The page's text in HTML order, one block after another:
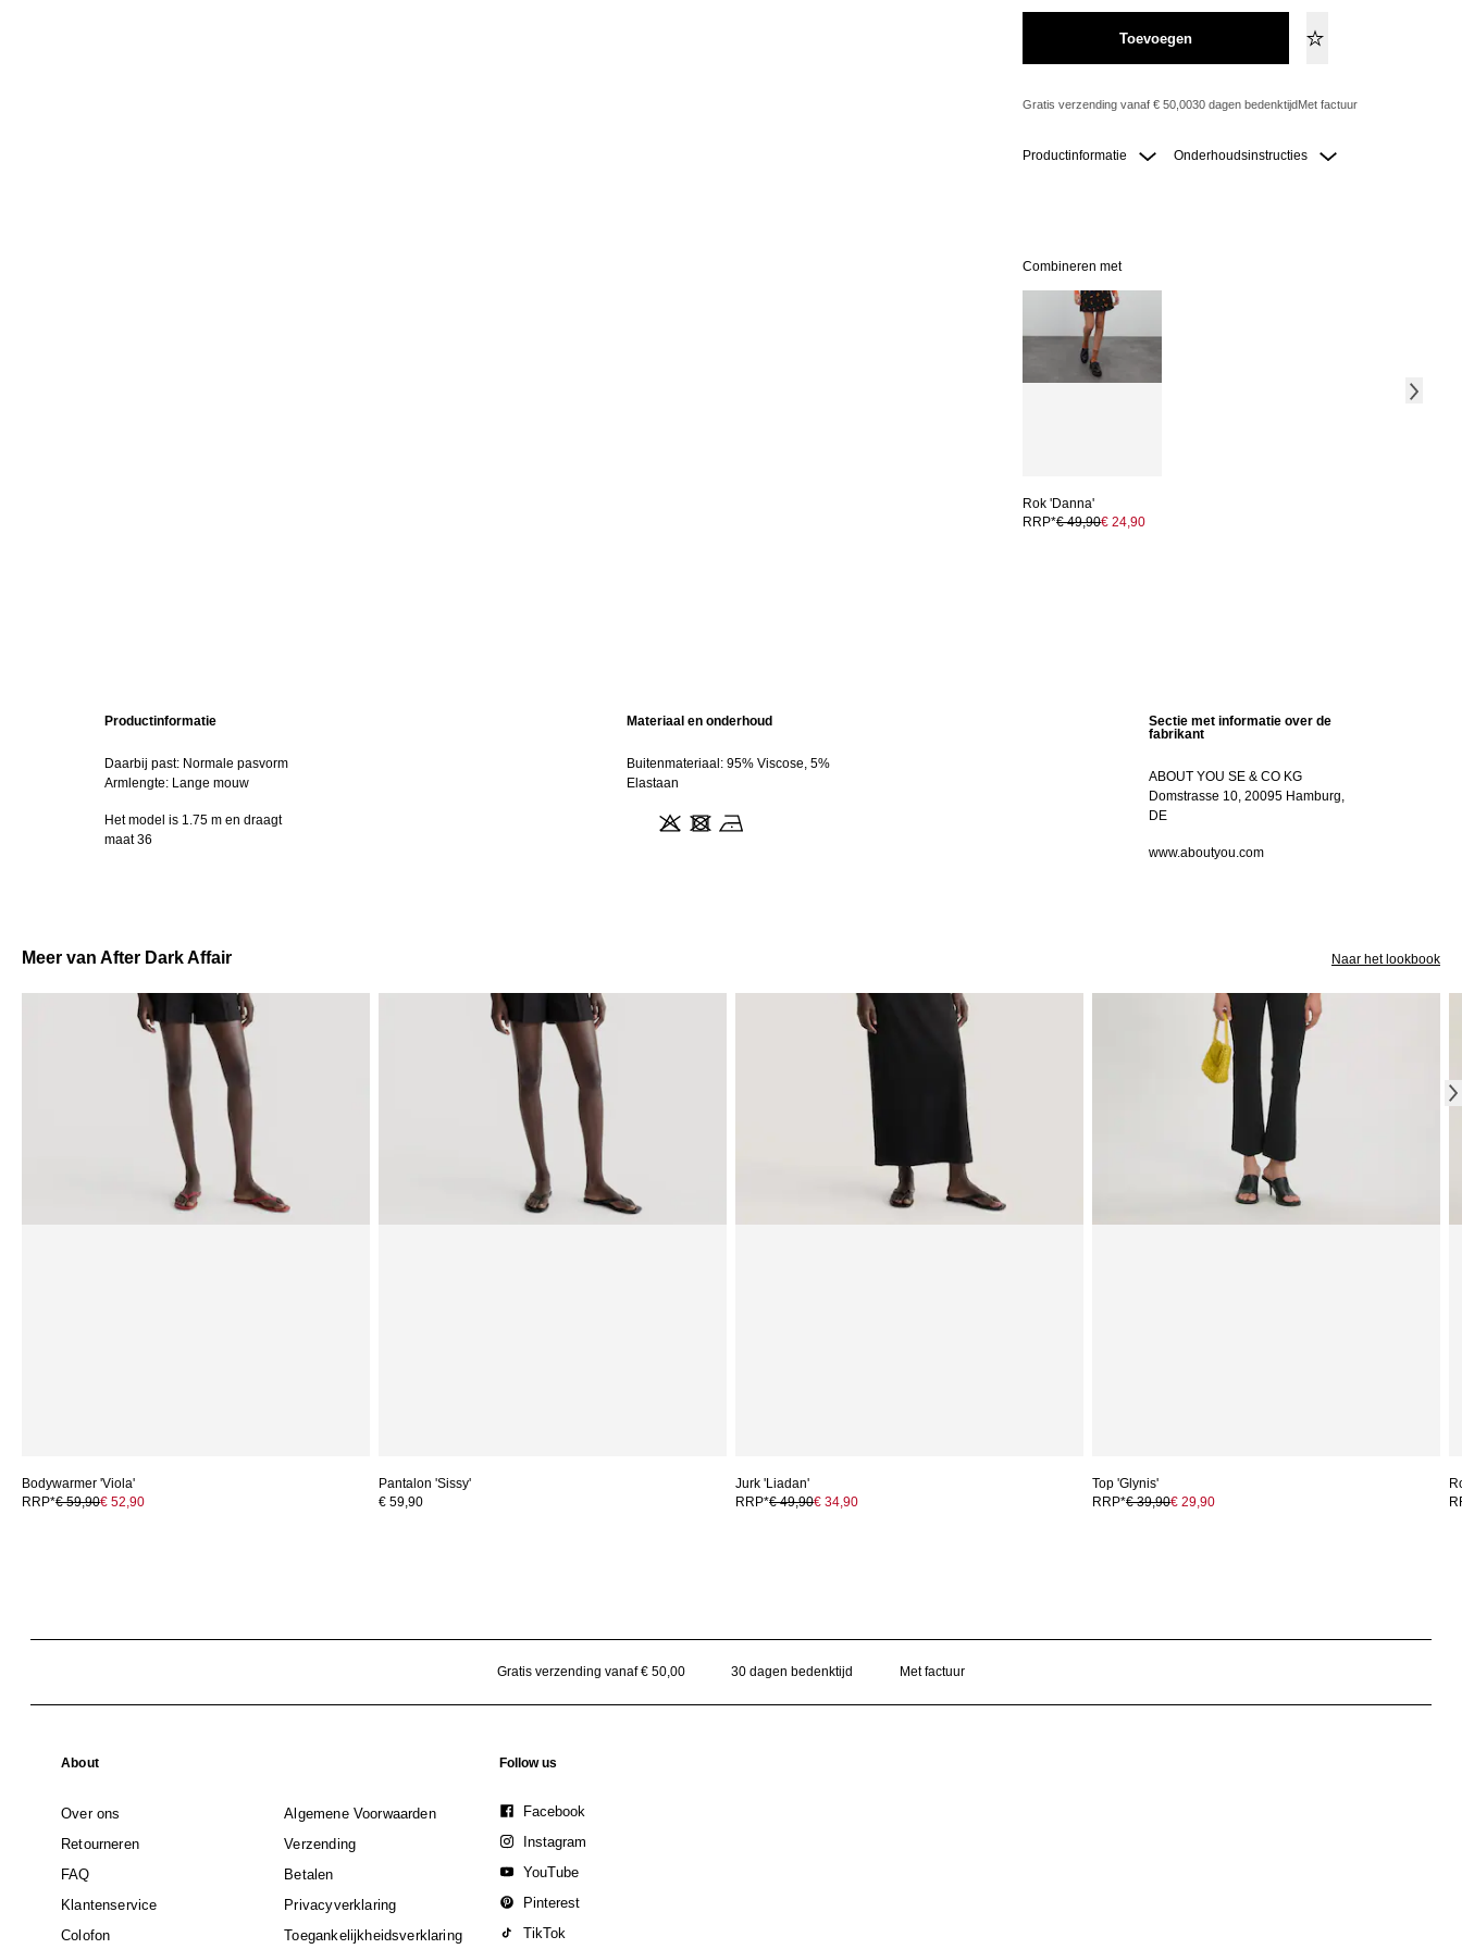
Toevoegen
Gratis verzending vanaf € 50,0030 dagen bedenktijdMet factuur
Productinformatie Onderhoudsinstructies
Combineren met
Rok 'Danna'
RRP*€ 49,90€ 24,90
Productinformatie
Daarbij past: Normale pasvorm
Armlengte: Lange mouw
Het model is 1.75 m en draagt
maat 36
Materiaal en onderhoud
Buitenmateriaal: 95% Viscose, 5%
Elastaan
Sectie met informatie over de
fabrikant
ABOUT YOU SE & CO KG
Domstrasse 10, 20095 Hamburg,
DE
www.aboutyou.com
Meer van After Dark Affair Naar het lookbook
Bodywarmer 'Viola'
RRP*€ 59,90€ 52,90
Pantalon 'Sissy'
€ 59,90
Jurk 'Liadan'
RRP*€ 49,90€ 34,90
Top 'Glynis'
RRP*€ 39,90€ 29,90
Gratis verzending vanaf € 50,00 30 dagen bedenktijd Met factuur
About
Over ons
Algemene Voorwaarden
Retourneren
Verzending
FAQ
Betalen
Klantenservice
Privacyverklaring
Colofon
Toegankelijkheidsverklaring
Follow us
Facebook
Instagram
YouTube
Pinterest
TikTok